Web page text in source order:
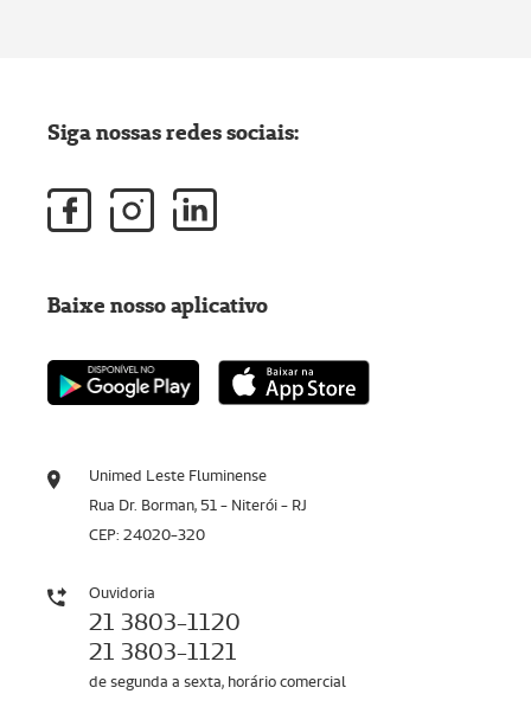
Unimed Leste Fluminense
Rua Dr. Borman, 51 - Niterói - RJ
CEP: 24020-320
Ouvidoria
21 3803-1120
21 3803-1121
de segunda a sexta, horário comercial
Siga nossas redes sociais:
Baixe nosso aplicativo